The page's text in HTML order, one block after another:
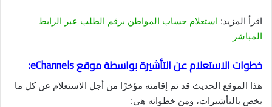
اقرأ المزيد: استعلام حساب المواطن برقم الطلب عبر الرابط
المباشر
خطوات الاستعلام عن التأشيرة بواسطة موقع eChannels:
هذا الموقع الحديث قد تم إقامته مؤخرًا من أجل الاستعلام عن كل ما
يخص بالتأشيرات، ومن خطواته هي: